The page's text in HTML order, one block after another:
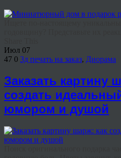
Июл 07
47 0 3д печать на заказ, Диорама
Заказать картину
создать
юмором и душой